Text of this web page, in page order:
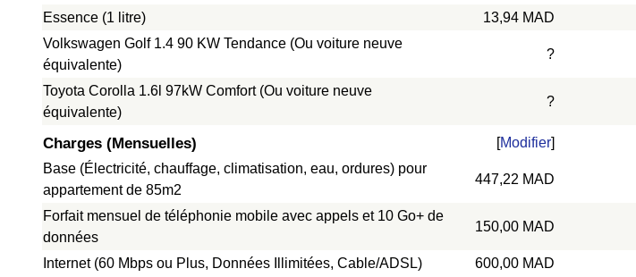
Essence (1 litre)
13,94 MAD
Volkswagen Golf 1.4 90 KW Tendance (Ou voiture neuve
équivalente)
?
Toyota Corolla 1.6l 97kW Comfort (Ou voiture neuve
équivalente)
?
Charges (Mensuelles) [Modifier]
Base (Électricité, chauffage, climatisation, eau, ordures) pour
appartement de 85m2
447,22 MAD
Forfait mensuel de téléphonie mobile avec appels et 10 Go+ de
données
150,00 MAD
Internet (60 Mbps ou Plus, Données Illimitées, Cable/ADSL) 600,00 MAD